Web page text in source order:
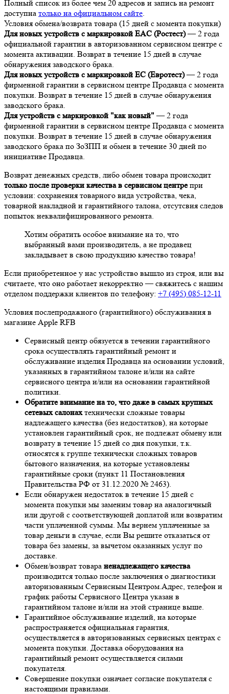
Полный список из более чем 20 адресов и запись на ремонт
доступна только на официальном сайте.
Условия обмена/возврата товара (15 дней с момента покупки)
Для новых устройств с маркировкой EAC (Ростест)— 2 года
официальной гарантии в авторизованном сервисном центре с
момента активации. Возврат в течение 15 дней в случае
обнаружения заводского брака.
Для новых устройств с маркировкой EC (Евротест)— 2 года
фирменной гарантии в сервисном центре Продавца с момента
покупки. Возврат в течение 15 дней в случае обнаружения
заводского брака.
Для устройств с маркировкой "как новый" — 2 года
фирменной гарантии в сервисном центре Продавца с момента
покупки. Возврат в течение 15 дней в случае обнаружения
заводского брака по ЗоЗПП и обмен в течение 30 дней по
инициативе Продавца.
Возврат денежных средств, либо обмен товара происходит
только после проверки качества в сервисном центрепри
условии: сохранения товарного вида устройства, чека,
товарной накладной и гарантийного талона, отсутсвия следов
попыток неквалифицированного ремонта.
Хотим обратить особое внимание на то, что
выбранный вами производитель, а не продавец
закладывает в свою продукцию качество товара!
Если приобретенное у нас устройство вышло из строя, или вы
считаете, что оно работает некорректно — свяжитесь с нашим
отделом поддержки клиентов по телефону: +7 (495) 085-12-11
Условия послепродажного (гарантийного) обслуживания в
магазине Apple RFB
Сервисный центр обязуется в течении гарантийного
срока осуществлять гарантийный ремонт и
обслуживание изделия Продавца на основании условий,
указанных в гарантийном талоне и/или на сайте
сервисного центра и/или на основании гарантийной
политики.
Обратите внимание на то, что даже в самых крупных
сетевых салонахтехнически сложные товары
надлежащего качества (без недостатков), на которые
установлен гарантийный срок, не подлежат обмену или
возврату в течение 15 дней со дня покупки, т.к.
относятся к группе технически сложных товаров
бытового назначения, на которые установлены
гарантийные сроки (пункт 11 Постановления
Правительства РФ от 31.12.2020 № 2463).
Если обнаружен недостаток в течение 15 дней с
момента покупки мы заменим товар на аналогичный
или другой с соответствующей доплатой или возвратим
части уплаченной суммы. Мы вернем уплаченные за
товар деньги в случае, если Вы решите отказаться от
товара без замены, за вычетом оказанных услуг по
доставке.
Обмен/возврат товара ненадлежащего качества
производится только после заключения о диагностики
авторизованным Сервисным Центром.Адрес, телефон и
график работы Сервисного Центра указан в
гарантийном талоне и/или на этой странице выше.
Гарантийное обслуживание изделий, на которые
распространяется официальная гарантия,
осуществляется в авторизованных сервисных центрах с
момента покупки. Доставка оборудования на
гарантийный ремонт осуществляется силами
покупателя.
Совершение покупки означает согласие покупателя с
настоящими правилами.